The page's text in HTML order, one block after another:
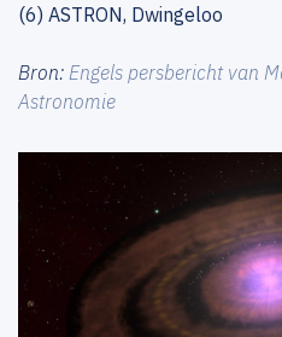
(6) ASTRON, Dwingeloo
Bron: Engels persbericht van
Astronomie